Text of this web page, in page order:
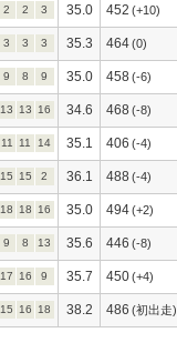
2 2 3 35.0 452 (+10)
3 3 3 35.3 464(0)
9 8 9 35.0 458(-6)
13 13 16 34.6 468 (-8)
11 11 14 35.1 406 (-4)
15 15 2 36.1 488 (-4)
18 18 16 35.0 494(+2)
9 8 13 35.6 446 (-8)
17 16 9 35.7 450(+4)
15 16 18 38.2 486 (初出走)